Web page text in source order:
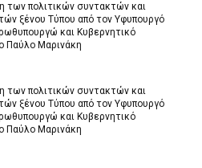
των πολιτικών συντακτών και
ξένου Τύπου από τον Υφυπουργό
και Κυβερνητικό
Παύλο Μαρινάκη
των πολιτικών συντακτών και
ξένου Τύπου από τον Υφυπουργό
και Κυβερνητικό
Παύλο Μαρινάκη